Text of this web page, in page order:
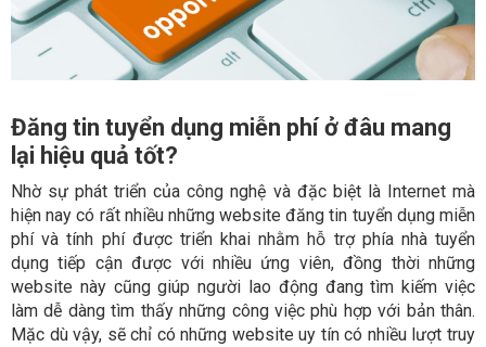
Đăng tin tuyển dụng miễn phí ở đâu mang
lại hiệu quả tốt?
Nhờ sự phát triển của công nghệ và đặc biệt là Internet mà
hiện nay có rất nhiều những website đăng tin tuyển dụng miễn
phí và tính phí được triển khai nhằm hỗ trợ phía nhà tuyển
dụng tiếp cận được với nhiều ứng viên, đồng thời những
website này cũng giúp người lao động đang tìm kiếm việc
làm dễ dàng tìm thấy những công việc phù hợp với bản thân.
Mặc dù vậy, sẽ chỉ có những website uy tín có nhiều lượt truy